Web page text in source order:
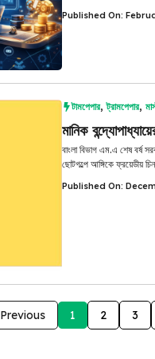
Published On:
টামপেপার,ট্রামপেপার,
মানিক
বাংলা বিভাগ এম.এ শেষ বর্ষ
ছোটগল্পে আঙ্গিকে ফ্রয়েডীয়
Published On:
Previous 1 2 3